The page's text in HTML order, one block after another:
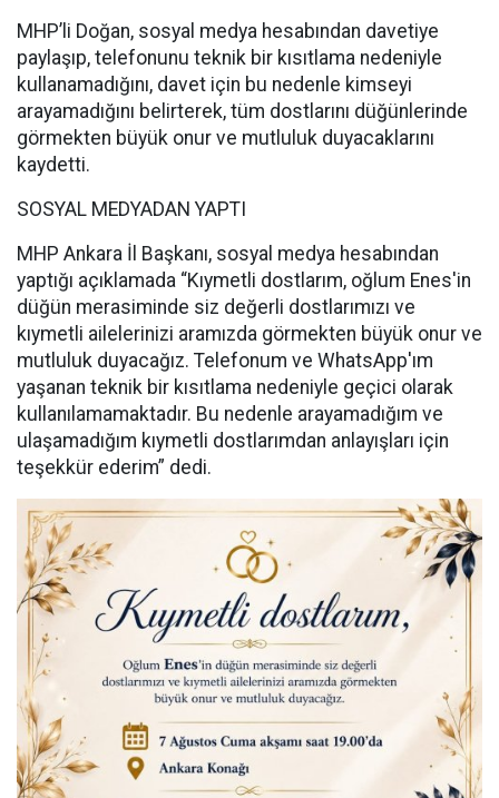
MHP’li Doğan, sosyal medya hesabından davetiye
paylaşıp, telefonunu teknik bir kısıtlama nedeniyle
kullanamadığını, davet için bu nedenle kimseyi
arayamadığını belirterek, tüm dostlarını düğünlerinde
görmekten büyük onur ve mutluluk duyacaklarını
kaydetti.
SOSYAL MEDYADAN YAPTI
MHP Ankara İl Başkanı, sosyal medya hesabından
yaptığı açıklamada “Kıymetli dostlarım, oğlum Enes'in
düğün merasiminde siz değerli dostlarımızı ve
kıymetli ailelerinizi aramızda görmekten büyük onur ve
mutluluk duyacağız. Telefonum ve WhatsApp'ım
yaşanan teknik bir kısıtlama nedeniyle geçici olarak
kullanılamamaktadır. Bu nedenle arayamadığım ve
ulaşamadığım kıymetli dostlarımdan anlayışları için
teşekkür ederim” dedi.